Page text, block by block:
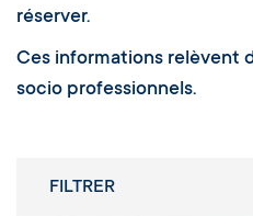
réserver.
Ces informations relèvent
socio professionnels.
FILTRER